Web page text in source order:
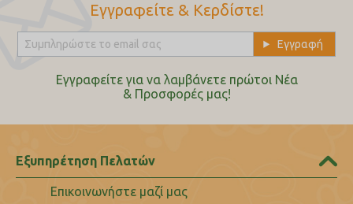
Εγγραφείτε & Κερδίστε!
Εγγραφείτε για να λαμβάνετε πρώτοι Nέα
& Προσφορές μας!
Εξυπηρέτηση Πελατών
Επικοινωνήστε μαζί μας